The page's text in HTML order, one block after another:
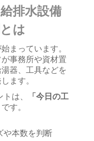
排水設備
は
まっています。
事務所や資材置
器、工具などを
ます。
は、
「今日の工
です。
や本数を判断